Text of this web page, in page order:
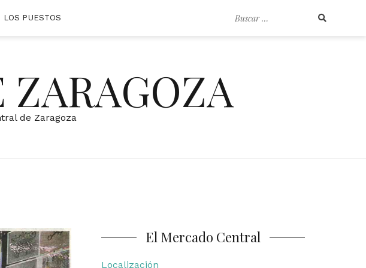
Buscar
LOS PUESTOS
de Zaragoza
El Mercado Central
Localización